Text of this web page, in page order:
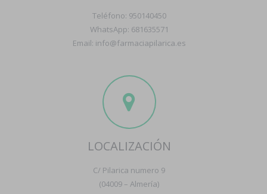
Teléfono: 950140450
WhatsApp: 681635571
Email: info@farmaciapilarica.es
LOCALIZACIÓN
C/ Pilarica numero 9
(04009 – Almería)